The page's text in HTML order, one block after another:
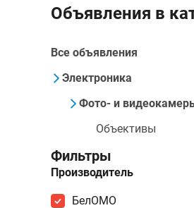
Объявления в
Все объявления
Электроника
Фото- и
Объективы
Фильтры
Производитель
БелОМО